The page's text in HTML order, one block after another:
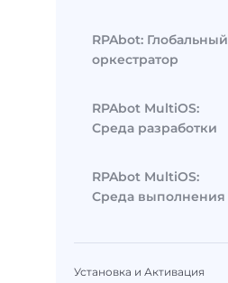
RPAbot: Глобальный
оркестратор
RPAbot MultiOS:
Среда разработки
RPAbot MultiOS:
Среда выполнения
Установка и Активация